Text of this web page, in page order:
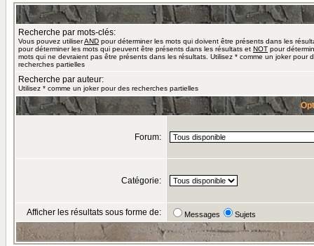
Recherche par mots-clés:
Vous pouvez utiliserAND pour déterminer les mots qui doivent être présents dans les
pour déterminer les mots qui peuvent être présents dans les résultats et NOT pour
mots qui ne devraient pas être présents dans les résultats. Utilisez * comme un joker pour
recherches partielles
Recherche par auteur:
Utilisez * comme un joker pour des recherches partielles
Forum:
Catégorie:
Afficher les résultats sous forme de: Messages Sujets